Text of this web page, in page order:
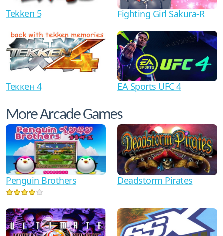
Tekken 5 Fighting Girl Sakura-R
Теккен 4 EA Sports UFC 4
More Arcade Games
Penguin Brothers Deadstorm Pirates